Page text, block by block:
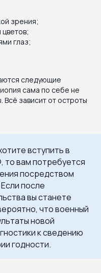
зрения;
глаз;
следующие
сама по себе не
зависит от остроты
вступить в
то вам потребуется
посредством
после
вы станете
что военный
новой
к сведению
годности.